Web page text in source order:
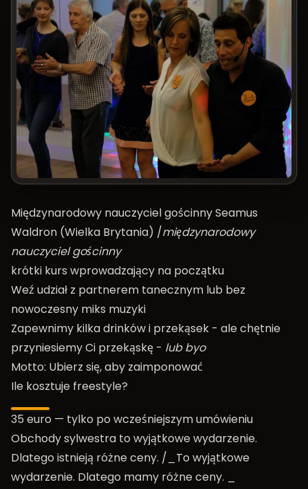
Międzynarodowy nauczyciel gościnny Seamus
Waldron (Wielka Brytania) /międzynarodowy
nauczyciel gościnny
krótki kurs wprowadzający na początku
Weź udział z partnerem tanecznym lub bez
nowoczesny miks muzyki
Zapewnimy kilka drinków i przekąsek - ale chętnie
przyniesiemy Ci przekąskę - lub byo
Motto: Ubierz się, aby zaimponować
Ile kosztuje freestyle?
35 euro — tylko po wcześniejszym umówieniu
Obchody sylwestra to wyjątkowe wydarzenie.
Dlatego istnieją różne ceny. /_To wyjątkowe
wydarzenie. Dlatego mamy różne ceny. _